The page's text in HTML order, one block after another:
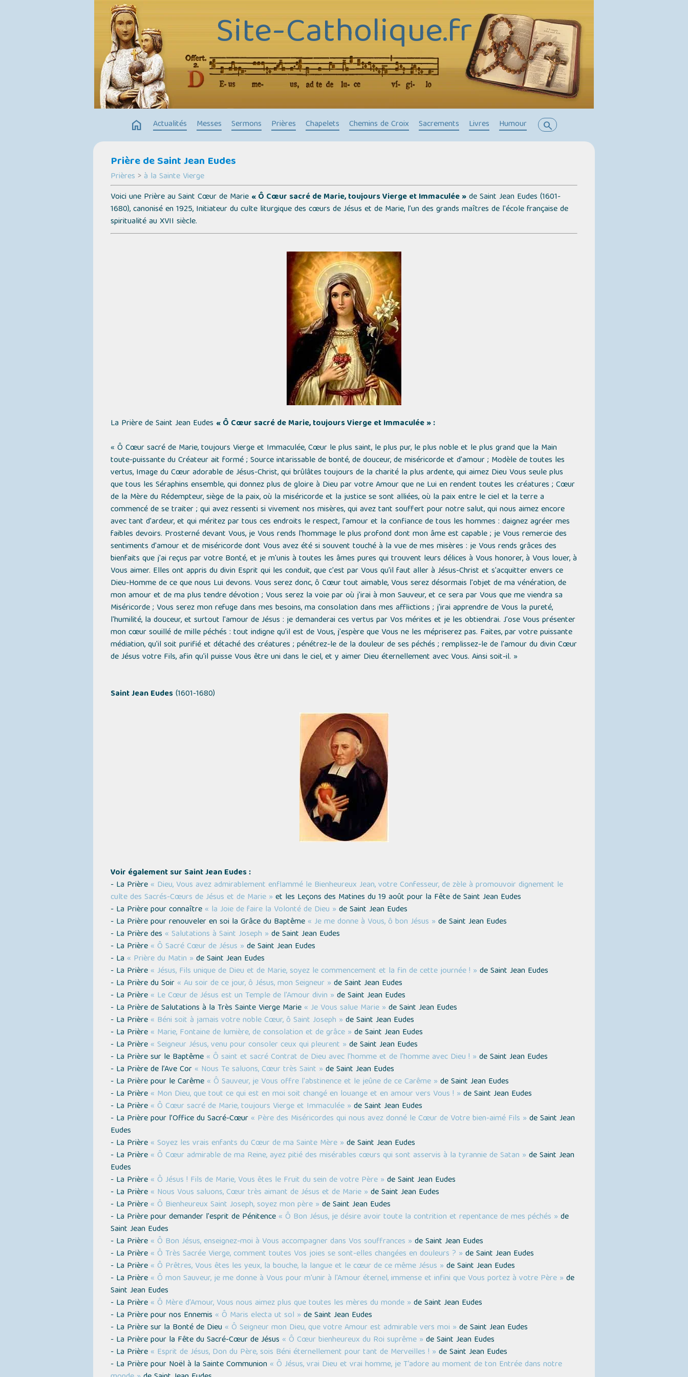
Site-Catholique.fr
home Actualités Messes Sermons Prières Chapelets Chemins de Croix Sacrements Livres Humour search
Prière de Saint Jean Eudes
Prières > à la Sainte Vierge
Voici une Prière au Saint Cœur de Marie « Ô Cœur sacré de Marie, toujours Vierge et Immaculée »de Saint Jean Eudes (1601-
1680), canonisé en 1925, Initiateur du culte liturgique des cœurs de Jésus et de Marie, l’un des grands maîtres de l'école française de
spiritualité au XVII siècle.
La Prière de Saint Jean Eudes « Ô Cœur sacré de Marie, toujours Vierge et Immaculée » :
« Ô Cœur sacré de Marie, toujours Vierge et Immaculée, Cœur le plus saint, le plus pur, le plus noble et le plus grand que la Main
toute-puissante du Créateur ait formé ; Source intarissable de bonté, de douceur, de miséricorde et d'amour ; Modèle de toutes les
vertus, Image du Cœur adorable de Jésus-Christ, qui brûlâtes toujours de la charité la plus ardente, qui aimez Dieu Vous seule plus
que tous les Séraphins ensemble, qui donnez plus de gloire à Dieu par votre Amour que ne Lui en rendent toutes les créatures ; Cœur
de la Mère du Rédempteur, siège de la paix, où la miséricorde et la justice se sont alliées, où la paix entre le ciel et la terre a
commencé de se traiter ; qui avez ressenti si vivement nos misères, qui avez tant souffert pour notre salut, qui nous aimez encore
avec tant d'ardeur, et qui méritez par tous ces endroits le respect, l'amour et la confiance de tous les hommes : daignez agréer mes
faibles devoirs. Prosterné devant Vous, je Vous rends l'hommage le plus profond dont mon âme est capable ; je Vous remercie des
sentiments d'amour et de miséricorde dont Vous avez été si souvent touché à la vue de mes misères : je Vous rends grâces des
bienfaits que j'ai reçus par votre Bonté, et je m'unis à toutes les âmes pures qui trouvent leurs délices à Vous honorer, à Vous louer, à
Vous aimer. Elles ont appris du divin Esprit qui les conduit, que c'est par Vous qu'il faut aller à Jésus-Christ et s'acquitter envers ce
Dieu-Homme de ce que nous Lui devons. Vous serez donc, ô Cœur tout aimable, Vous serez désormais l'objet de ma vénération, de
mon amour et de ma plus tendre dévotion ; Vous serez la voie par où j'irai à mon Sauveur, et ce sera par Vous que me viendra sa
Miséricorde ; Vous serez mon refuge dans mes besoins, ma consolation dans mes afflictions ; j'irai apprendre de Vous la pureté,
l'humilité, la douceur, et surtout l'amour de Jésus : je demanderai ces vertus par Vos mérites et je les obtiendrai. J'ose Vous présenter
mon cœur souillé de mille péchés : tout indigne qu'il est de Vous, j'espère que Vous ne les mépriserez pas. Faites, par votre puissante
médiation, qu'il soit purifié et détaché des créatures ; pénétrez-le de la douleur de ses péchés ; remplissez-le de l'amour du divin Cœur
de Jésus votre Fils, afin qu'il puisse Vous être uni dans le ciel, et y aimer Dieu éternellement avec Vous. Ainsi soit-il. »
Saint Jean Eudes(1601-1680)
Voir également sur Saint Jean Eudes :
- La Prière « Dieu, Vous avez admirablement enflammé le Bienheureux Jean, votre Confesseur, de zèle à promouvoir dignement le
culte des Sacrés-Cœurs de Jésus et de Marie » et les Leçons des Matines du 19 août pour la Fête de Saint Jean Eudes
- La Prière pour connaître « la Joie de faire la Volonté de Dieu » de Saint Jean Eudes
- La Prière pour renouveler en soi la Grâce du Baptême « Je me donne à Vous, ô bon Jésus » de Saint Jean Eudes
- La Prière des « Salutations à Saint Joseph » de Saint Jean Eudes
- La Prière « Ô Sacré Cœur de Jésus » de Saint Jean Eudes
- La « Prière du Matin » de Saint Jean Eudes
- La Prière « Jésus, Fils unique de Dieu et de Marie, soyez le commencement et la fin de cette journée ! » de Saint Jean Eudes
- La Prière du Soir « Au soir de ce jour, ô Jésus, mon Seigneur » de Saint Jean Eudes
- La Prière « Le Cœur de Jésus est un Temple de l'Amour divin » de Saint Jean Eudes
- La Prière de Salutations à la Très Sainte Vierge Marie « Je Vous salue Marie » de Saint Jean Eudes
- La Prière « Béni soit à jamais votre noble Cœur, ô Saint Joseph » de Saint Jean Eudes
- La Prière « Marie, Fontaine de lumière, de consolation et de grâce » de Saint Jean Eudes
- La Prière « Seigneur Jésus, venu pour consoler ceux qui pleurent » de Saint Jean Eudes
- La Prière sur le Baptême « Ô saint et sacré Contrat de Dieu avec l'homme et de l'homme avec Dieu ! » de Saint Jean Eudes
- La Prière de l’Ave Cor « Nous Te saluons, Cœur très Saint » de Saint Jean Eudes
- La Prière pour le Carême « Ô Sauveur, je Vous offre l'abstinence et le jeûne de ce Carême » de Saint Jean Eudes
- La Prière « Mon Dieu, que tout ce qui est en moi soit changé en louange et en amour vers Vous ! » de Saint Jean Eudes
- La Prière « Ô Cœur sacré de Marie, toujours Vierge et Immaculée » de Saint Jean Eudes
- La Prière pour l’Office du Sacré-Cœur « Père des Miséricordes qui nous avez donné le Cœur de Votre bien-aimé Fils » de Saint Jean
Eudes
- La Prière « Soyez les vrais enfants du Cœur de ma Sainte Mère » de Saint Jean Eudes
- La Prière « Ô Cœur admirable de ma Reine, ayez pitié des misérables cœurs qui sont asservis à la tyrannie de Satan » de Saint Jean
Eudes
- La Prière « Ô Jésus ! Fils de Marie, Vous êtes le Fruit du sein de votre Père » de Saint Jean Eudes
- La Prière « Nous Vous saluons, Cœur très aimant de Jésus et de Marie » de Saint Jean Eudes
- La Prière « Ô Bienheureux Saint Joseph, soyez mon père » de Saint Jean Eudes
- La Prière pour demander l'esprit de Pénitence « Ô Bon Jésus, je désire avoir toute la contrition et repentance de mes péchés » de
Saint Jean Eudes
- La Prière « Ô Bon Jésus, enseignez-moi à Vous accompagner dans Vos souffrances » de Saint Jean Eudes
- La Prière « Ô Très Sacrée Vierge, comment toutes Vos joies se sont-elles changées en douleurs ? » de Saint Jean Eudes
- La Prière « Ô Prêtres, Vous êtes les yeux, la bouche, la langue et le cœur de ce même Jésus » de Saint Jean Eudes
- La Prière « Ô mon Sauveur, je me donne à Vous pour m'unir à l'Amour éternel, immense et infini que Vous portez à votre Père » de
Saint Jean Eudes
- La Prière « Ô Mère d'Amour, Vous nous aimez plus que toutes les mères du monde » de Saint Jean Eudes
- La Prière pour nos Ennemis « Ô Maris electa ut sol » de Saint Jean Eudes
- La Prière sur la Bonté de Dieu « Ô Seigneur mon Dieu, que votre Amour est admirable vers moi » de Saint Jean Eudes
- La Prière pour la Fête du Sacré-Cœur de Jésus « Ô Cœur bienheureux du Roi suprême » de Saint Jean Eudes
- La Prière « Esprit de Jésus, Don du Père, sois Béni éternellement pour tant de Merveilles ! » de Saint Jean Eudes
- La Prière pour Noël à la Sainte Communion « Ô Jésus, vrai Dieu et vrai homme, je T’adore au moment de ton Entrée dans notre